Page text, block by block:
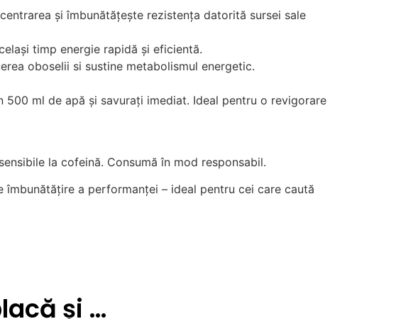
și îmbunătățește rezistența datorită sursei sale
timp energie rapidă și eficientă.
oboselii si sustine metabolismul energetic.
ml de apă și savurați imediat. Ideal pentru o revigorare
la cofeină. Consumă în mod responsabil.
a performanței – ideal pentru cei care caută
și …